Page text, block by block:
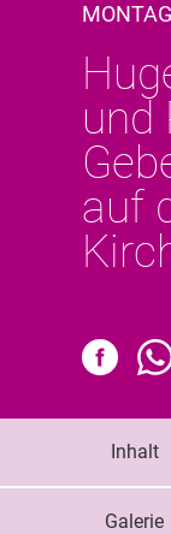
und
auf
Inhalt
Galerie